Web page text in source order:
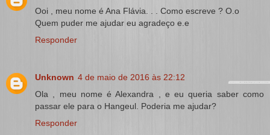
Ooi , meu nome é Ana Flávia. . . Como escreve ? O.o
Quem puder me ajudar eu agradeço e.e
Responder
Unknown 4 de maio de 2016 às 22:12
Ola , meu nome é Alexandra , e eu queria saber como
passar ele para o Hangeul. Poderia me ajudar?
Responder